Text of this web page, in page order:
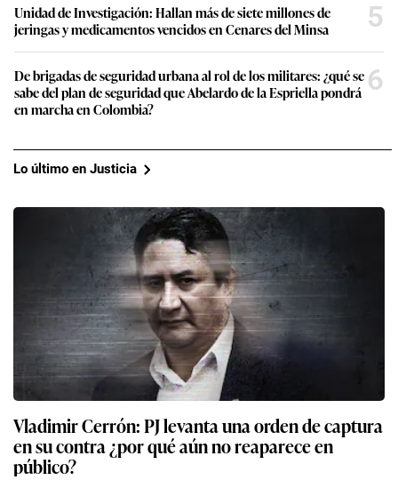
Unidad de Investigación: Hallan más de siete millones de
jeringas y medicamentos vencidos en Cenares del Minsa
5
De brigadas de seguridad urbana al rol de los militares: ¿qué se
sabe del plan de seguridad que Abelardo de la Espriella pondrá
en marcha en Colombia?
6
Lo último en Justicia
Vladimir Cerrón: PJ levanta una orden de captura
en su contra ¿por qué aún no reaparece en
público?